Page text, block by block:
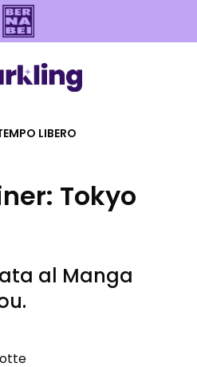
LIBERO
Tokyo
al Manga